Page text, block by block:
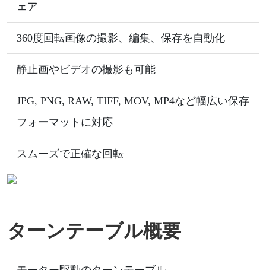
ェア
360度回転画像の撮影、編集、保存を自動化
静止画やビデオの撮影も可能
JPG, PNG, RAW, TIFF, MOV, MP4など幅広い保存
フォーマットに対応
スムーズで正確な回転
ターンテーブル概要